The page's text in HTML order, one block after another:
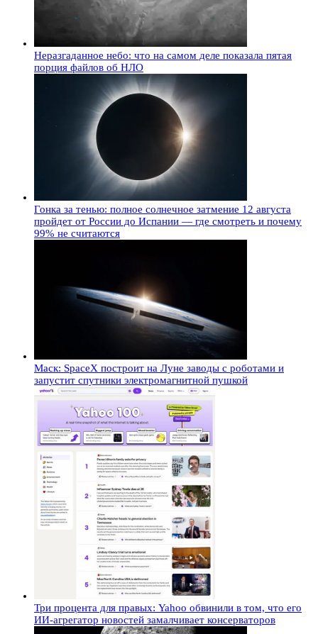
Неразгаданное небо: что на самом деле показала пятая
порция файлов об НЛО
Гонка за тенью: полное солнечное затмение 12 августа
пройдет от России до Испании — где смотреть и почему
99% не считаются
Маск: SpaceX построит на Луне заводы с роботами и
запустит спутники электромагнитной пушкой
Три процента для правых: Yahoo обвинили в том, что его
ИИ-агрегатор новостей замалчивает консерваторов